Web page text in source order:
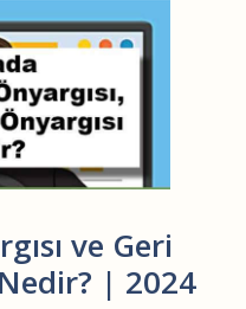
ve Geri
| 2024